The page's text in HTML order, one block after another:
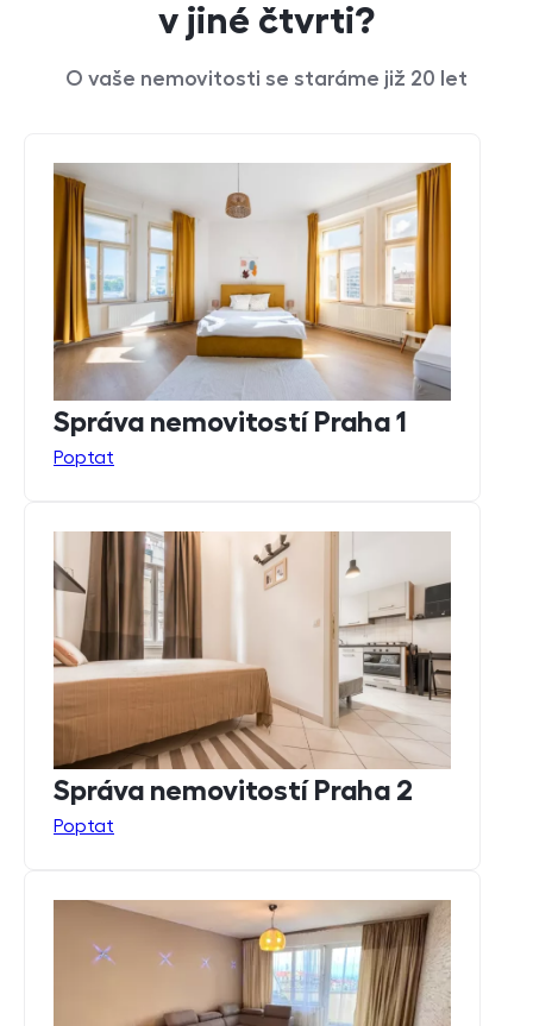
v jiné čtvrti?
O vaše nemovitosti se staráme již 20 let
Správa nemovitostí Praha 1
Poptat
Správa nemovitostí Praha 2
Poptat